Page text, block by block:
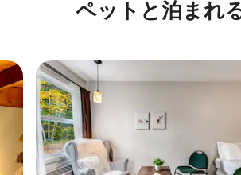
ペットと泊まれ